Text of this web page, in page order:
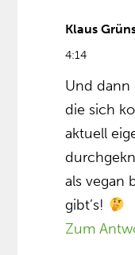
Klaus
4:14
Und dann
die sich
aktuell
als vegan
gibt’s!
Zum